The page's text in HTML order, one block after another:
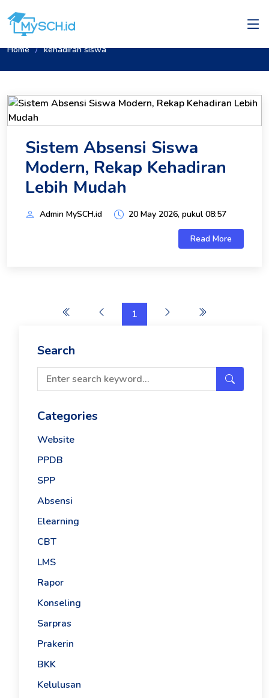
Home kehadiran siswa
Sistem Absensi Siswa
Modern, Rekap Kehadiran
Lebih Mudah
Admin MySCH.id 20 May 2026, pukul 08:57
Read More
1
Search
Categories
Website
PPDB
SPP
Absensi
Elearning
CBT
LMS
Rapor
Konseling
Sarpras
Prakerin
BKK
Kelulusan